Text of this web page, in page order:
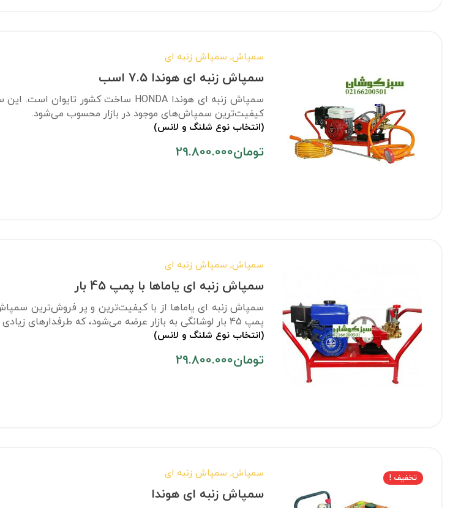
سمپاش, سمپاش زنبه ای
سمپاش زنبه ای هوندا 7.5 اسب
کیفیت‌ترین سمپاش‌های موجود در بازار محسوب می‌شود.
(انتخاب نوع شلنگ و لانس)
تومان29.800.000
سمپاش, سمپاش زنبه ای
سمپاش زنبه ای یاماها با پمپ 45 بار
پمپ 45 بار لوشانگی به بازار عرضه می‌شود، که طرفدار‌های زیادی را به خود اختصاص داده است.
(انتخاب نوع شلنگ و لانس)
تومان29.800.000
تخفیف ! سمپاش, سمپاش زنبه ای
سمپاش زنبه ای هوندا